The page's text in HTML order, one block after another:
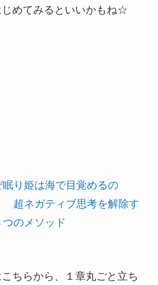
めてみるといいかもね☆
眠り姫は海で目覚めるの
超ネガティブ思考を解除す
つのメソッド
ちらから、１章丸ごと立ち